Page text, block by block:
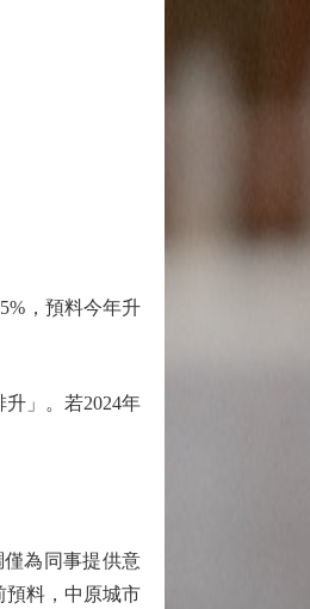
，預料今年升
」。若2024年
為同事提供意
預料，中原城市